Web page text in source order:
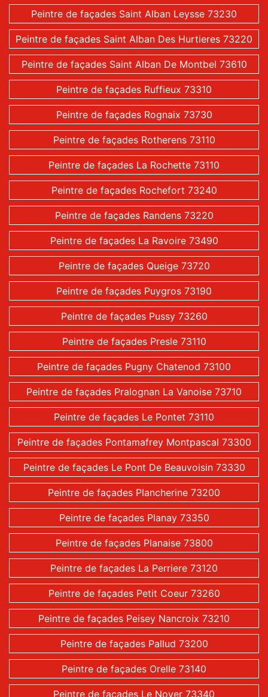
Peintre de façades Saint Alban Leysse 73230
Peintre de façades Saint Alban Des Hurtieres 73220
Peintre de façades Saint Alban De Montbel 73610
Peintre de façades Ruffieux 73310
Peintre de façades Rognaix 73730
Peintre de façades Rotherens 73110
Peintre de façades La Rochette 73110
Peintre de façades Rochefort 73240
Peintre de façades Randens 73220
Peintre de façades La Ravoire 73490
Peintre de façades Queige 73720
Peintre de façades Puygros 73190
Peintre de façades Pussy 73260
Peintre de façades Presle 73110
Peintre de façades Pugny Chatenod 73100
Peintre de façades Pralognan La Vanoise 73710
Peintre de façades Le Pontet 73110
Peintre de façades Pontamafrey Montpascal 73300
Peintre de façades Le Pont De Beauvoisin 73330
Peintre de façades Plancherine 73200
Peintre de façades Planay 73350
Peintre de façades Planaise 73800
Peintre de façades La Perriere 73120
Peintre de façades Petit Coeur 73260
Peintre de façades Peisey Nancroix 73210
Peintre de façades Pallud 73200
Peintre de façades Orelle 73140
Peintre de façades Le Noyer 73340